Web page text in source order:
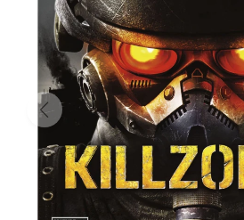
Consolas recertificadas
Juegos
Accesorios